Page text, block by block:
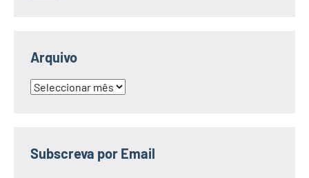
Arquivo
Arquivo
Subscreva por Email